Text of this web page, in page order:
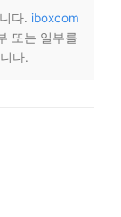
다. iboxcom
또는 일부를
다.